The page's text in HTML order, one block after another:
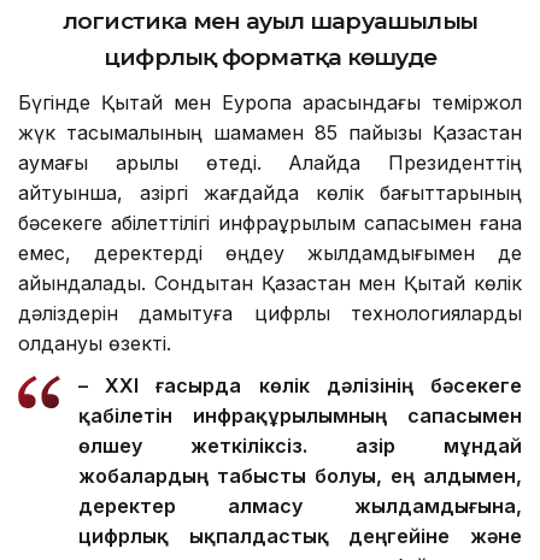
логистика мен ауыл шаруашылығы
цифрлық форматқа көшуде
Бүгінде Қытай мен Еуропа арасындағы теміржол
жүк тасымалының шамамен 85 пайызы Қазақстан
аумағы арқылы өтеді. Алайда Президенттің
айтуынша, қазіргі жағдайда көлік бағыттарының
бәсекеге қабілеттілігі инфрақұрылым сапасымен ғана
емес, деректерді өңдеу жылдамдығымен де
айқындалады. Сондықтан Қазақстан мен Қытай көлік
дәліздерін дамытуға цифрлық технологияларды
қолдануы өзекті.
– XXI ғасырда көлік дәлізінің бәсекеге
қабілетін инфрақұрылымның сапасымен
өлшеу жеткіліксіз. Қазір мұндай
жобалардың табысты болуы, ең алдымен,
деректер алмасу жылдамдығына,
цифрлық ықпалдастық деңгейіне және